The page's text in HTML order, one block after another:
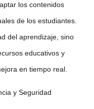
los contenidos
de los estudiantes.
del aprendizaje, sino
educativos y
en tiempo real.
y Seguridad